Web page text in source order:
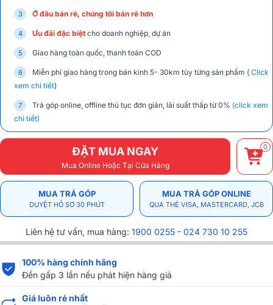
Ở đâu bán rẻ, chúng tôi bán rẻ hơn
Ưu đãi đặc biệt cho doanh nghiệp, dự án
Giao hàng toàn quốc, thanh toán COD
Miễn phí giao hàng trong bán kính 5- 30km tùy từng sản phẩm ( Click
xem chi tiết)
Trả góp online, offline thủ tục đơn giản, lãi suất thấp từ 0% (click xem
chi tiết)
ĐẶT MUA NGAY
Mua Online Hoặc Tại Cửa Hàng
0
MUA TRẢ GÓP
DUYỆT HỒ SƠ 30 PHÚT
MUA TRẢ GÓP ONLINE
QUA THẺ VISA, MASTERCARD, JCB
Liên hệ tư vấn, mua hàng: 1900 0255 - 024 730 10 255
100% hàng chính hãng
Đền gấp 3 lần nếu phát hiện hàng giả
Giá luôn rẻ nhất